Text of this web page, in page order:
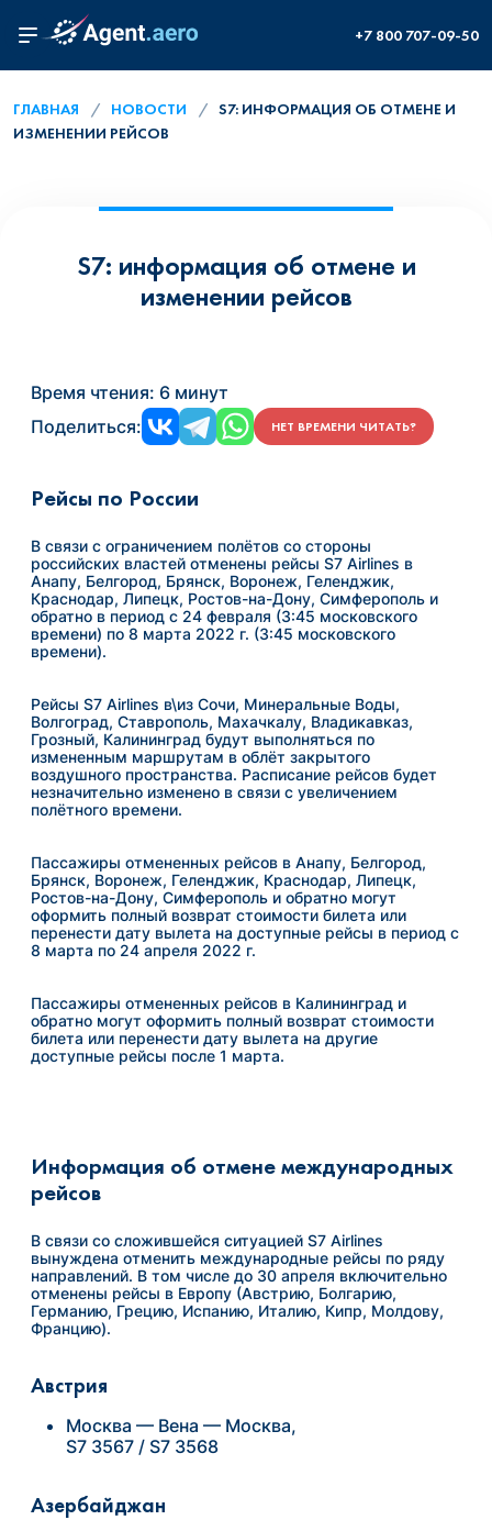
+7 800 707-09-50
ГЛАВНАЯ НОВОСТИ
S7: ИНФОРМАЦИЯ ОБ ОТМЕНЕ И
ИЗМЕНЕНИИ РЕЙСОВ
S7: информация об отмене и
изменении рейсов
Время чтения: 6 минут
Поделиться:
НЕТ ВРЕМЕНИ ЧИТАТЬ?
Рейсы по России
В связи с ограничением полётов со стороны
российских властей отменены рейсы S7 Airlines в
Анапу, Белгород, Брянск, Воронеж, Геленджик,
Краснодар, Липецк, Ростов-на-Дону, Симферополь и
обратно в период с 24 февраля (3:45 московского
времени) по 8 марта 2022 г. (3:45 московского
времени).
Рейсы S7 Airlines в\из Сочи, Минеральные Воды,
Волгоград, Ставрополь, Махачкалу, Владикавказ,
Грозный, Калининград будут выполняться по
измененным маршрутам в облёт закрытого
воздушного пространства. Расписание рейсов будет
незначительно изменено в связи с увеличением
полётного времени.
Пассажиры отмененных рейсов в Анапу, Белгород,
Брянск, Воронеж, Геленджик, Краснодар, Липецк,
Ростов-на-Дону, Симферополь и обратно могут
оформить полный возврат стоимости билета или
перенести дату вылета на доступные рейсы в период с
8 марта по 24 апреля 2022 г.
Пассажиры отмененных рейсов в Калининград и
обратно могут оформить полный возврат стоимости
билета или перенести дату вылета на другие
доступные рейсы после 1 марта.
Информация об отмене международных
рейсов
В связи со сложившейся ситуацией S7 Airlines
вынуждена отменить международные рейсы по ряду
направлений. В том числе до 30 апреля включительно
отменены рейсы в Европу (Австрию, Болгарию,
Германию, Грецию, Испанию, Италию, Кипр, Молдову,
Францию).
Австрия
Москва — Вена — Москва,
S7 3567 / S7 3568
Азербайджан